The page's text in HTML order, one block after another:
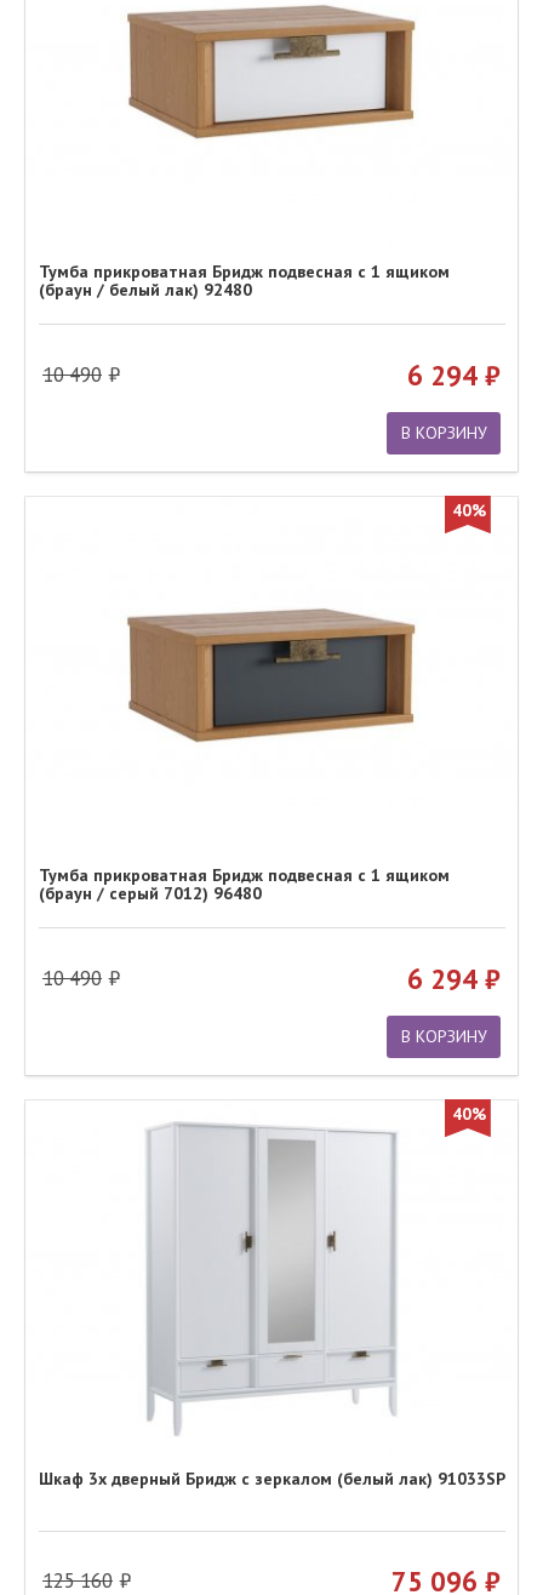
Тумба прикроватная Бридж подвесная с 1 ящиком
(браун / белый лак) 92480
10 490 6 294
В КОРЗИНУ
40%
Тумба прикроватная Бридж подвесная с 1 ящиком
(браун / серый 7012) 96480
10 490 6 294
В КОРЗИНУ
40%
Шкаф 3х дверный Бридж с зеркалом (белый лак) 91033SP
125 160 75 096